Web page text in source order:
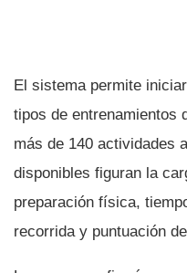
El sistema permite
tipos de entrenamientos
más de 140 actividades
disponibles figuran la
preparación física,
recorrida y puntuación